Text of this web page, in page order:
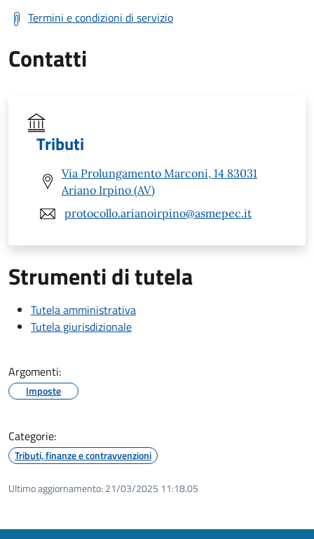
Termini e condizioni di servizio
Contatti
Tributi
Via Prolungamento Marconi, 14 83031
Ariano Irpino (AV)
protocollo.arianoirpino@asmepec.it
Strumenti di tutela
Tutela amministrativa
Tutela giurisdizionale
Argomenti:
Imposte
Categorie:
Tributi, finanze e contravvenzioni
Ultimo aggiornamento: 21/03/2025 11:18.05